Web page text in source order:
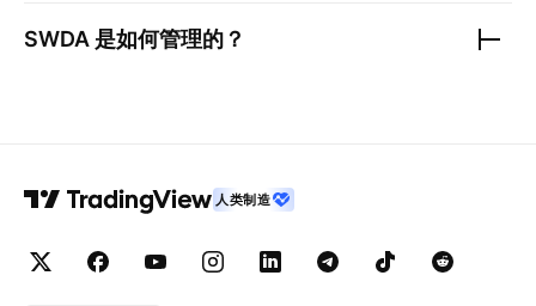
SWDA 是如何管理的？
人类制造